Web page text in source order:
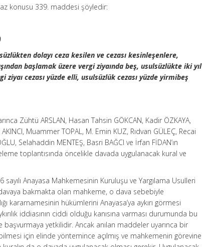
konusu 339. maddesi şöyledir:
dolayı ceza kesilen ve cezası kesinleşenlere,
başlamak üzere vergi ziyaında beş, usulsüzlükte iki yıl
cezası yüzde elli, usulsüzlük cezası yüzde yirmibeş
Zühtü ARSLAN, Hasan Tahsin GÖKCAN, Kadir ÖZKAYA,
Muammer TOPAL, M. Emin KUZ, Rıdvan GÜLEÇ, Recai
Selahaddin MENTEŞ, Basri BAĞCI ve İrfan FİDAN’ın
toplantısında öncelikle davada uygulanacak kural ve
Anayasa Mahkemesinin Kuruluşu ve Yargılama Usulleri
bakmakta olan mahkeme, o dava sebebiyle
kararnamesinin hükümlerini Anayasa’ya aykırı görmesi
iddiasının ciddi olduğu kanısına varması durumunda bu
yetkilidir. Ancak anılan maddeler uyarınca bir
için elinde yöntemince açılmış ve mahkemenin görevine